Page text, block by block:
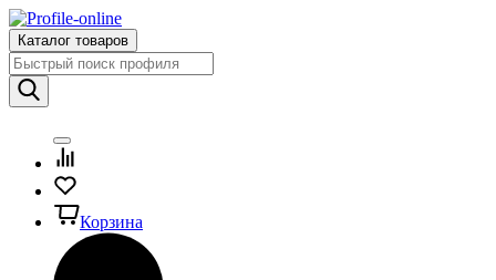
Каталог товаров
Корзина